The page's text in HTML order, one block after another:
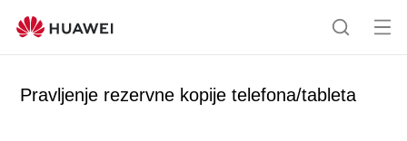
P
t
Ot
Pravljenje rezervne kopije telefona/tableta